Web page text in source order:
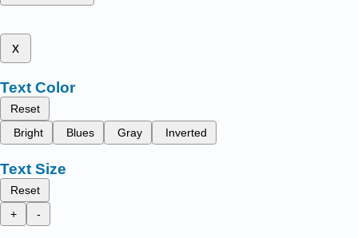
x
Text Color
Reset
Bright
Blues Gray Inverted
Text Size
Reset
+
-